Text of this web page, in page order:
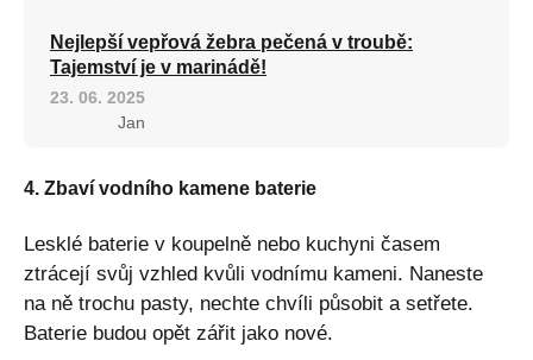
Nejlepší vepřová žebra pečená v troubě:
Tajemství je v marinádě!
23. 06. 2025
Jan
4. Zbaví vodního kamene baterie
Lesklé baterie v koupelně nebo kuchyni časem
ztrácejí svůj vzhled kvůli vodnímu kameni. Naneste
na ně trochu pasty, nechte chvíli působit a setřete.
Baterie budou opět zářit jako nové.